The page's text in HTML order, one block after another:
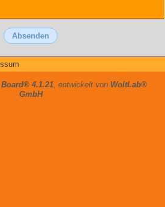
4.1.21, entwickelt von WoltLab®
GmbH